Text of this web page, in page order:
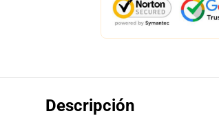
Descripción